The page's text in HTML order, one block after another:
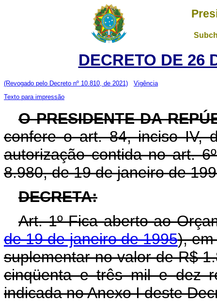
DECRETO DE 26
(Revogado pelo Decreto nº 10.810, de 2021)
Vigência
Texto para impressão
O PRESIDENTE DA
confere o art. 84, inciso IV,
autorização contida no art.
8.980, de 19 de janeiro de
DECRETA:
Art. 1º Fica aberto ao
de 19 de janeiro de 1995),
suplementar no valor de R$
cinqüenta e três mil e dez
indicada no Anexo I deste